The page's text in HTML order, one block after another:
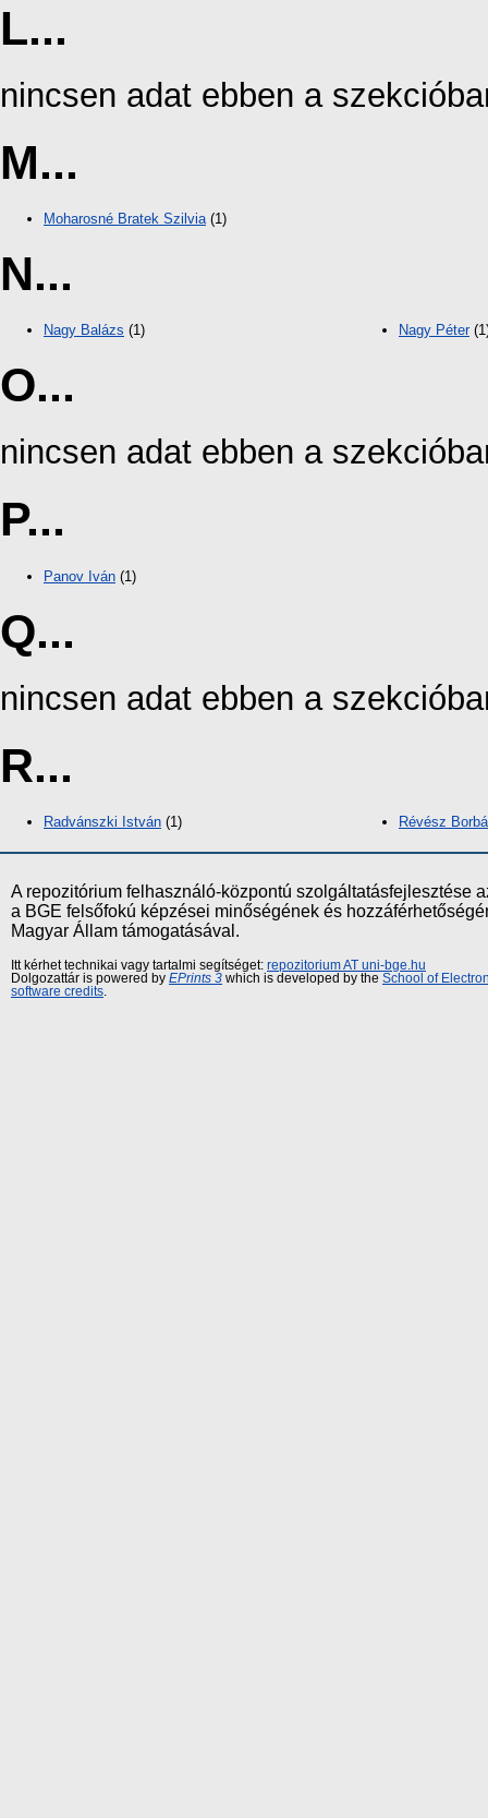
L...
nincsen adat ebben a
M...
Moharosné Bratek Szilvia (1)
N...
Nagy Balázs (1) Nagy Péter
O...
nincsen adat ebben a
P...
Panov Iván (1)
Q...
nincsen adat ebben a
R...
Radvánszki István (1) Révész
A repozitórium felhasználó-központú szolgáltatásfejlesztése
a BGE felsőfokú képzései minőségének és
Magyar Állam támogatásával.
Itt kérhet technikai vagy tartalmi segítséget: repozitorium AT uni-bge.hu
Dolgozattár is powered by EPrints 3 which is developed by the School of
software credits